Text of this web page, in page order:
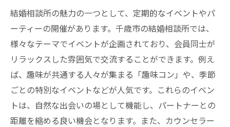
結婚相談所の魅力の一つとして、定期的なイベントやパ
ーティーの開催があります。千歳市の結婚相談所では、
様々なテーマでイベントが企画されており、会員同士が
リラックスした雰囲気で交流することができます。例え
ば、趣味が共通する人々が集まる「趣味コン」や、季節
ごとの特別なイベントなどが人気です。これらのイベン
トは、自然な出会いの場として機能し、パートナーとの
距離を縮める良い機会となります。また、カウンセラー